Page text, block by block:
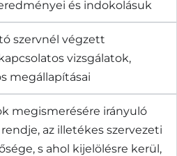
és indokolásuk
szervnél végzett
vizsgálatok,
megállapításai
megismerésére irányuló
az illetékes szervezeti
s ahol kijelölésre kerül,